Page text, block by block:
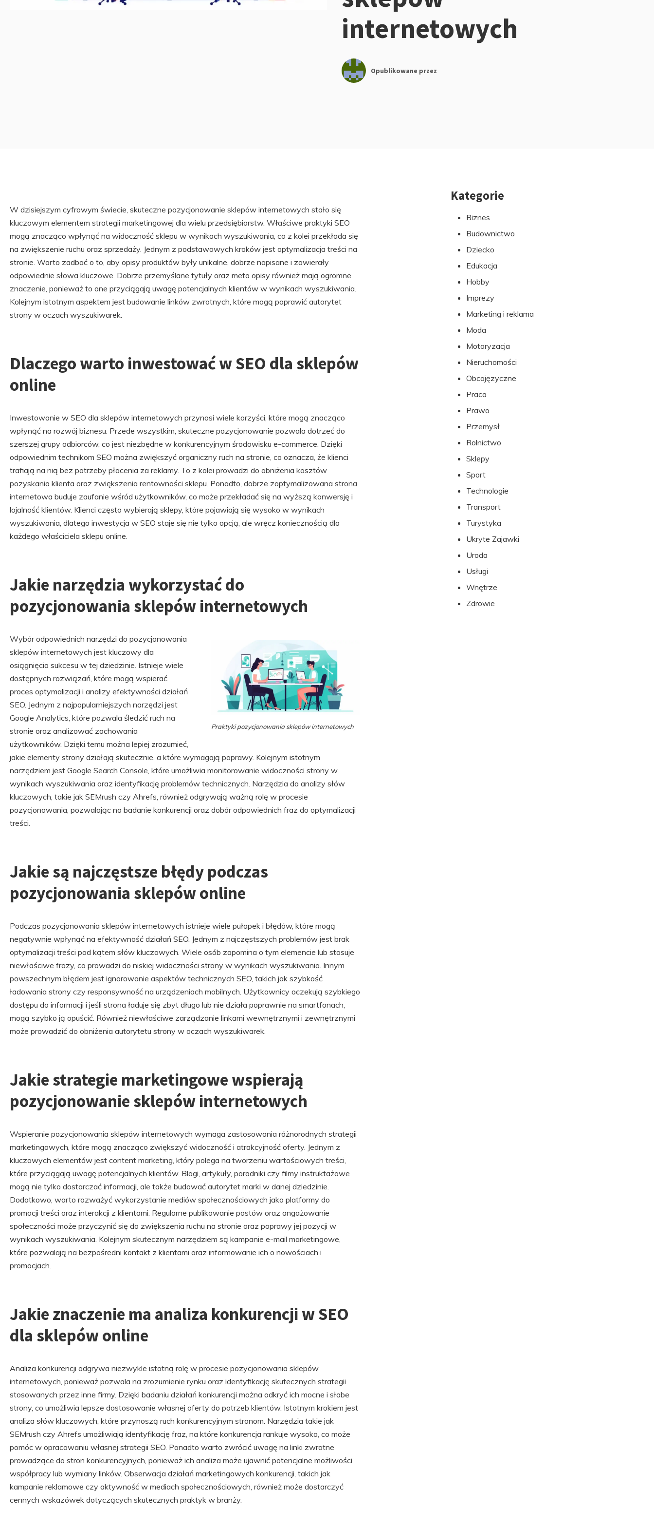
internetowych
Opublikowane przez
W dzisiejszym cyfrowym świecie, skuteczne pozycjonowanie sklepów internetowych stało się
kluczowym elementem strategii marketingowej dla wielu przedsiębiorstw. Właściwe praktyki SEO
mogą znacząco wpłynąć na widoczność sklepu w wynikach wyszukiwania, co z kolei przekłada się
na zwiększenie ruchu oraz sprzedaży. Jednym z podstawowych kroków jest optymalizacja treści na
stronie. Warto zadbać o to, aby opisy produktów były unikalne, dobrze napisane i zawierały
odpowiednie słowa kluczowe. Dobrze przemyślane tytuły oraz meta opisy również mają ogromne
znaczenie, ponieważ to one przyciągają uwagę potencjalnych klientów w wynikach wyszukiwania.
Kolejnym istotnym aspektem jest budowanie linków zwrotnych, które mogą poprawić autorytet
strony w oczach wyszukiwarek.
Dlaczego warto inwestować w SEO dla sklepów
online
Inwestowanie w SEO dla sklepów internetowych przynosi wiele korzyści, które mogą znacząco
wpłynąć na rozwój biznesu. Przede wszystkim, skuteczne pozycjonowanie pozwala dotrzeć do
szerszej grupy odbiorców, co jest niezbędne w konkurencyjnym środowisku e-commerce. Dzięki
odpowiednim technikom SEO można zwiększyć organiczny ruch na stronie, co oznacza, że klienci
trafiają na nią bez potrzeby płacenia za reklamy. To z kolei prowadzi do obniżenia kosztów
pozyskania klienta oraz zwiększenia rentowności sklepu. Ponadto, dobrze zoptymalizowana strona
internetowa buduje zaufanie wśród użytkowników, co może przekładać się na wyższą konwersję i
lojalność klientów. Klienci często wybierają sklepy, które pojawiają się wysoko w wynikach
wyszukiwania, dlatego inwestycja w SEO staje się nie tylko opcją, ale wręcz koniecznością dla
każdego właściciela sklepu online.
Jakie narzędzia wykorzystać do
pozycjonowania sklepów internetowych
Praktyki pozycjonowania sklepów internetowych
Wybór odpowiednich narzędzi do pozycjonowania
sklepów internetowych jest kluczowy dla
osiągnięcia sukcesu w tej dziedzinie. Istnieje wiele
dostępnych rozwiązań, które mogą wspierać
proces optymalizacji i analizy efektywności działań
SEO. Jednym z najpopularniejszych narzędzi jest
Google Analytics, które pozwala śledzić ruch na
stronie oraz analizować zachowania
użytkowników. Dzięki temu można lepiej zrozumieć,
jakie elementy strony działają skutecznie, a które wymagają poprawy. Kolejnym istotnym
narzędziem jest Google Search Console, które umożliwia monitorowanie widoczności strony w
wynikach wyszukiwania oraz identyfikację problemów technicznych. Narzędzia do analizy słów
kluczowych, takie jak SEMrush czy Ahrefs, również odgrywają ważną rolę w procesie
pozycjonowania, pozwalając na badanie konkurencji oraz dobór odpowiednich fraz do optymalizacji
treści.
Jakie są najczęstsze błędy podczas
pozycjonowania sklepów online
Podczas pozycjonowania sklepów internetowych istnieje wiele pułapek i błędów, które mogą
negatywnie wpłynąć na efektywność działań SEO. Jednym z najczęstszych problemów jest brak
optymalizacji treści pod kątem słów kluczowych. Wiele osób zapomina o tym elemencie lub stosuje
niewłaściwe frazy, co prowadzi do niskiej widoczności strony w wynikach wyszukiwania. Innym
powszechnym błędem jest ignorowanie aspektów technicznych SEO, takich jak szybkość
ładowania strony czy responsywność na urządzeniach mobilnych. Użytkownicy oczekują szybkiego
dostępu do informacji i jeśli strona ładuje się zbyt długo lub nie działa poprawnie na smartfonach,
mogą szybko ją opuścić. Również niewłaściwe zarządzanie linkami wewnętrznymi i zewnętrznymi
może prowadzić do obniżenia autorytetu strony w oczach wyszukiwarek.
Jakie strategie marketingowe wspierają
pozycjonowanie sklepów internetowych
Wspieranie pozycjonowania sklepów internetowych wymaga zastosowania różnorodnych strategii
marketingowych, które mogą znacząco zwiększyć widoczność i atrakcyjność oferty. Jednym z
kluczowych elementów jest content marketing, który polega na tworzeniu wartościowych treści,
które przyciągają uwagę potencjalnych klientów. Blogi, artykuły, poradniki czy filmy instruktażowe
mogą nie tylko dostarczać informacji, ale także budować autorytet marki w danej dziedzinie.
Dodatkowo, warto rozważyć wykorzystanie mediów społecznościowych jako platformy do
promocji treści oraz interakcji z klientami. Regularne publikowanie postów oraz angażowanie
społeczności może przyczynić się do zwiększenia ruchu na stronie oraz poprawy jej pozycji w
wynikach wyszukiwania. Kolejnym skutecznym narzędziem są kampanie e-mail marketingowe,
które pozwalają na bezpośredni kontakt z klientami oraz informowanie ich o nowościach i
promocjach.
Jakie znaczenie ma analiza konkurencji w SEO
dla sklepów online
Analiza konkurencji odgrywa niezwykle istotną rolę w procesie pozycjonowania sklepów
internetowych, ponieważ pozwala na zrozumienie rynku oraz identyfikację skutecznych strategii
stosowanych przez inne firmy. Dzięki badaniu działań konkurencji można odkryć ich mocne i słabe
strony, co umożliwia lepsze dostosowanie własnej oferty do potrzeb klientów. Istotnym krokiem jest
analiza słów kluczowych, które przynoszą ruch konkurencyjnym stronom. Narzędzia takie jak
SEMrush czy Ahrefs umożliwiają identyfikację fraz, na które konkurencja rankuje wysoko, co może
pomóc w opracowaniu własnej strategii SEO. Ponadto warto zwrócić uwagę na linki zwrotne
prowadzące do stron konkurencyjnych, ponieważ ich analiza może ujawnić potencjalne możliwości
współpracy lub wymiany linków. Obserwacja działań marketingowych konkurencji, takich jak
kampanie reklamowe czy aktywność w mediach społecznościowych, również może dostarczyć
cennych wskazówek dotyczących skutecznych praktyk w branży.
PrzejdźKategorie
Biznes
Budownictwo
Dziecko
Edukacja
Hobby
Imprezy
Marketing i reklama
Moda
Motoryzacja
Nieruchomości
Obcojęzyczne
Praca
Prawo
Przemysł
Rolnictwo
Sklepy
Sport
Technologie
Transport
Turystyka
Ukryte Zajawki
Uroda
Usługi
Wnętrze
Zdrowie